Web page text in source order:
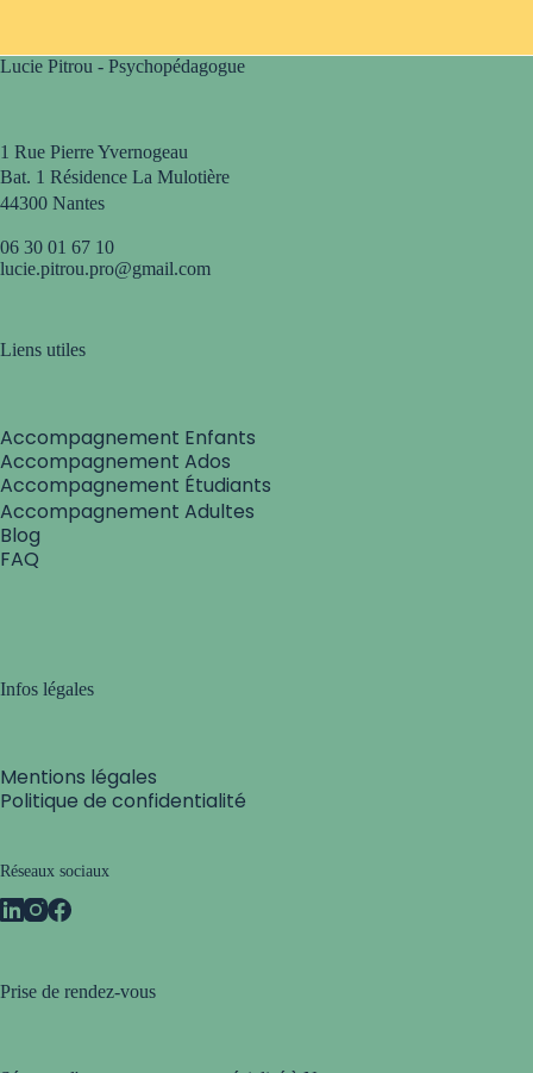
Lucie Pitrou - Psychopédagogue
1 Rue Pierre Yvernogeau
Bat. 1 Résidence La Mulotière
44300 Nantes
06 30 01 67 10
lucie.pitrou.pro@gmail.com
Liens utiles
Accompagnement Enfants
Accompagnement Ados
Accompagnement Étudiants
Accompagnement Adultes
Blog
FAQ
Infos légales
Mentions légales
Politique de confidentialité
Réseaux sociaux
Prise de rendez-vous